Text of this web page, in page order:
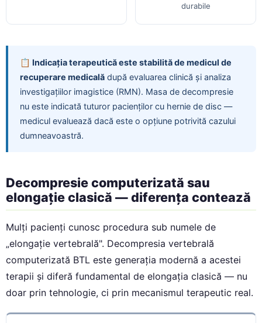
durabile
📋 Indicația terapeutică este stabilită de medicul de
recuperare medicală după evaluarea clinică și analiza
investigațiilor imagistice (RMN). Masa de decompresie
nu este indicată tuturor pacienților cu hernie de disc —
medicul evaluează dacă este o opțiune potrivită cazului
dumneavoastră.
Decompresie computerizată sau
elongație clasică — diferența contează
Mulți pacienți cunosc procedura sub numele de
„elongație vertebrală". Decompresia vertebrală
computerizată BTL este generația modernă a acestei
terapii și diferă fundamental de elongația clasică — nu
doar prin tehnologie, ci prin mecanismul terapeutic real.